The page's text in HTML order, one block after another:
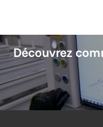
Découvrez